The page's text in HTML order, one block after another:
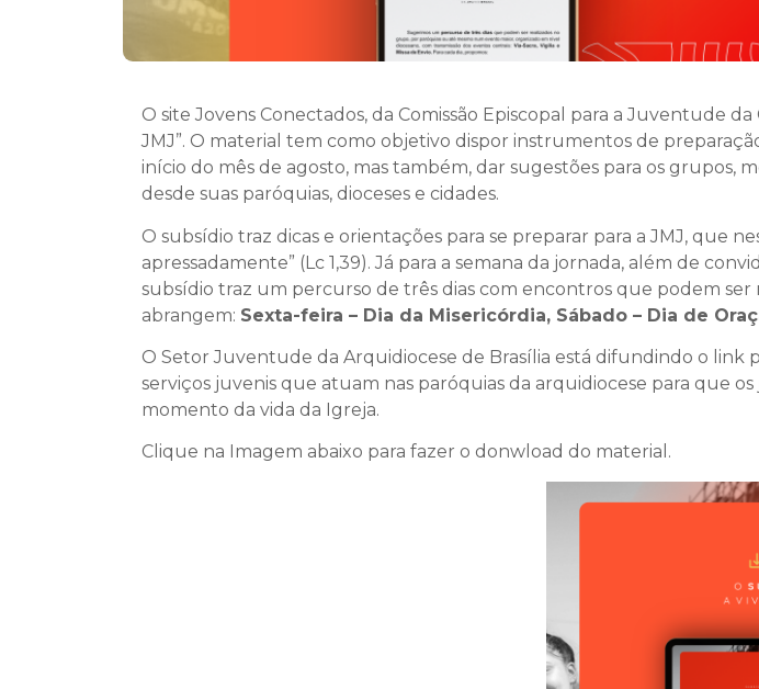
O site Jovens Conectados, da Comissão Episcopal para a Juventude
JMJ”. O material tem como objetivo dispor instrumentos de
início do mês de agosto, mas também, dar sugestões para os grupos,
desde suas paróquias, dioceses e cidades.
O subsídio traz dicas e orientações para se preparar para a JMJ, que
apressadamente” (Lc 1,39). Já para a semana da jornada, além de
subsídio traz um percurso de três dias com encontros que podem ser
abrangem: Sexta-feira – Dia da Misericórdia, Sábado – Dia de
O Setor Juventude da Arquidiocese de Brasília está difundindo o link
serviços juvenis que atuam nas paróquias da arquidiocese para que
momento da vida da Igreja.
Clique na Imagem abaixo para fazer o donwload do material.